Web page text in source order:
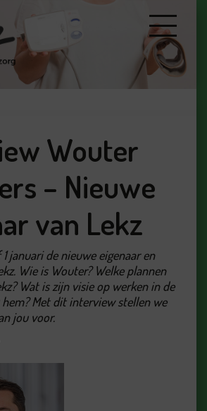
Wouter
– Nieuwe
van Lekz
januari de nieuwe eigenaar en
Wie is Wouter? Welke plannen
Wat is zijn visie op werken in de
Met dit interview stellen we
jou voor.